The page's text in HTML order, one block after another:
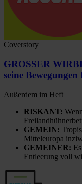
Coverstory
GROSSER
seine Bewegungen
Außerdem im Heft
RISKANT:
GEMEIN:
Mitteleuropa
GEMEINER:
Entleerung voll